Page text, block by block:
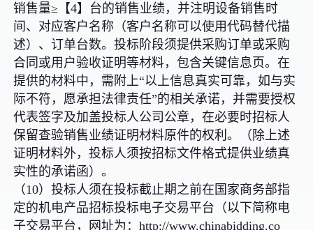
销售量≥【4】台的销售业绩，并注明设备销售时
间、对应客户名称（客户名称可以使用代码替代描
述）、订单台数。投标阶段须提供采购订单或采购
合同或用户验收证明等材料，包含关键信息页。在
提供的材料中，需附上“以上信息真实可靠，如与实
际不符，愿承担法律责任”的相关承诺，并需要授权
代表签字及加盖投标人公司公章，在必要时招标人
保留查验销售业绩证明材料原件的权利。（除上述
证明材料外，投标人须按招标文件格式提供业绩真
实性的承诺函）。
（10）投标人须在投标截止期之前在国家商务部指
定的机电产品招标投标电子交易平台（以下简称电
子交易平台，网址为：http://www.chinabidding.co